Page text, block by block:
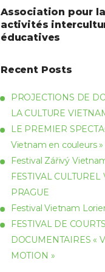
Association pour
activités
éducatives
Recent Posts
PROJECTIONS DE
LA CULTURE
LE PREMIER
Vietnam en couleurs »
Festival Zářivý
FESTIVAL
PRAGUE
Festival Vietnam
FESTIVAL DE
DOCUMENTAIRES «
MOTION »